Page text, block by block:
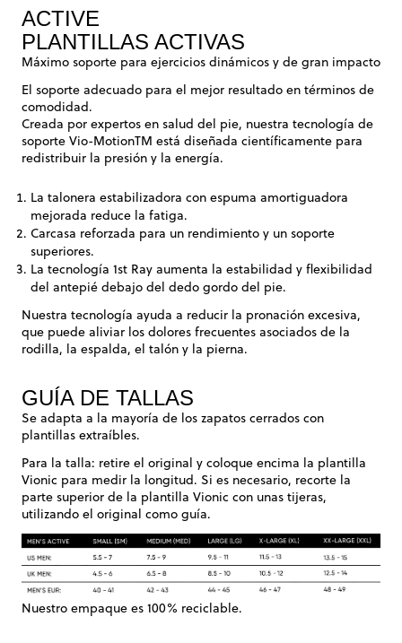
ACTIVE
PLANTILLAS ACTIVAS
Máximo soporte para ejercicios dinámicos y de gran impacto
El soporte adecuado para el mejor resultado en términos de
comodidad.
Creada por expertos en salud del pie, nuestra tecnología de
soporte Vio-MotionTM está diseñada científicamente para
redistribuir la presión y la energía.
La talonera estabilizadora con espuma amortiguadora
mejorada reduce la fatiga.
Carcasa reforzada para un rendimiento y un soporte
superiores.
La tecnología 1st Ray aumenta la estabilidad y flexibilidad
del antepié debajo del dedo gordo del pie.
Nuestra tecnología ayuda a reducir la pronación excesiva,
que puede aliviar los dolores frecuentes asociados de la
rodilla, la espalda, el talón y la pierna.
GUÍA DE TALLAS
Se adapta a la mayoría de los zapatos cerrados con
plantillas extraíbles.
Para la talla: retire el original y coloque encima la plantilla
Vionic para medir la longitud. Si es necesario, recorte la
parte superior de la plantilla Vionic con unas tijeras,
utilizando el original como guía.
Nuestro empaque es 100% reciclable.